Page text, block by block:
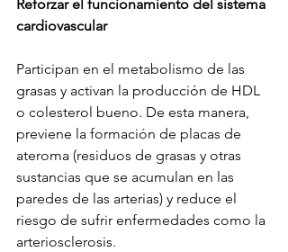
Reforzar el funcionamiento del sistema
cardiovascular
Participan en el metabolismo de las
grasas y activan la producción de HDL
o colesterol bueno. De esta manera,
previene la formación de placas de
ateroma (residuos de grasas y otras
sustancias que se acumulan en las
paredes de las arterias) y reduce el
riesgo de sufrir enfermedades como la
arteriosclerosis.